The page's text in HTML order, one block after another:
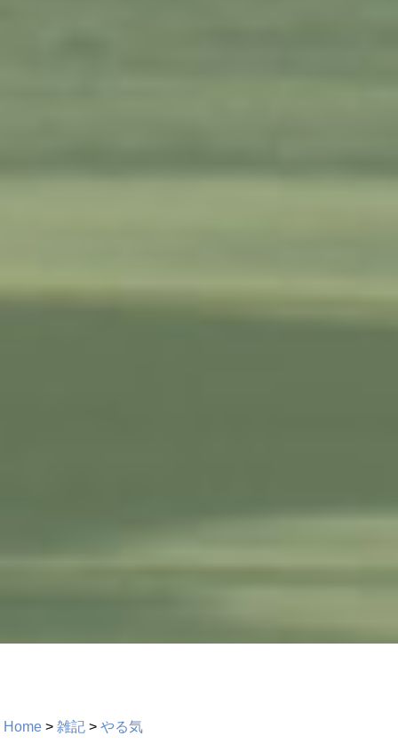
Home >雑記 >やる気